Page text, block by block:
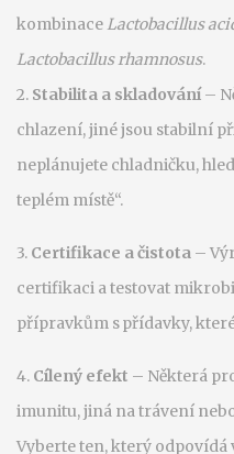
kombinaceLactobacillus
Lactobacillus rhamnosus.
2. Stabilita a skladování–
chlazení, jiné jsou stabilní
neplánujete chladničku,
teplém místě“.
3. Certifikace a čistota –
certifikaci a testovat
přípravkům s přídavky,
4. Cílený efekt – Některá
imunitu, jiná na trávení
Vyberte ten, který odpovídá